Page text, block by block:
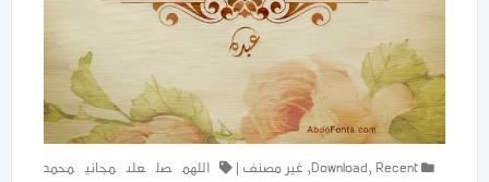
Download , Recent
, غير مصنف اللهم صل على مجاني محمد